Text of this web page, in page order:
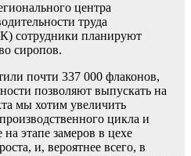
центра
труда
сотрудники планируют
сиропов.
почти 337 000 флаконов,
позволяют выпускать на
мы хотим увеличить
цикла и
этапе замеров в цехе
и, вероятнее всего, в